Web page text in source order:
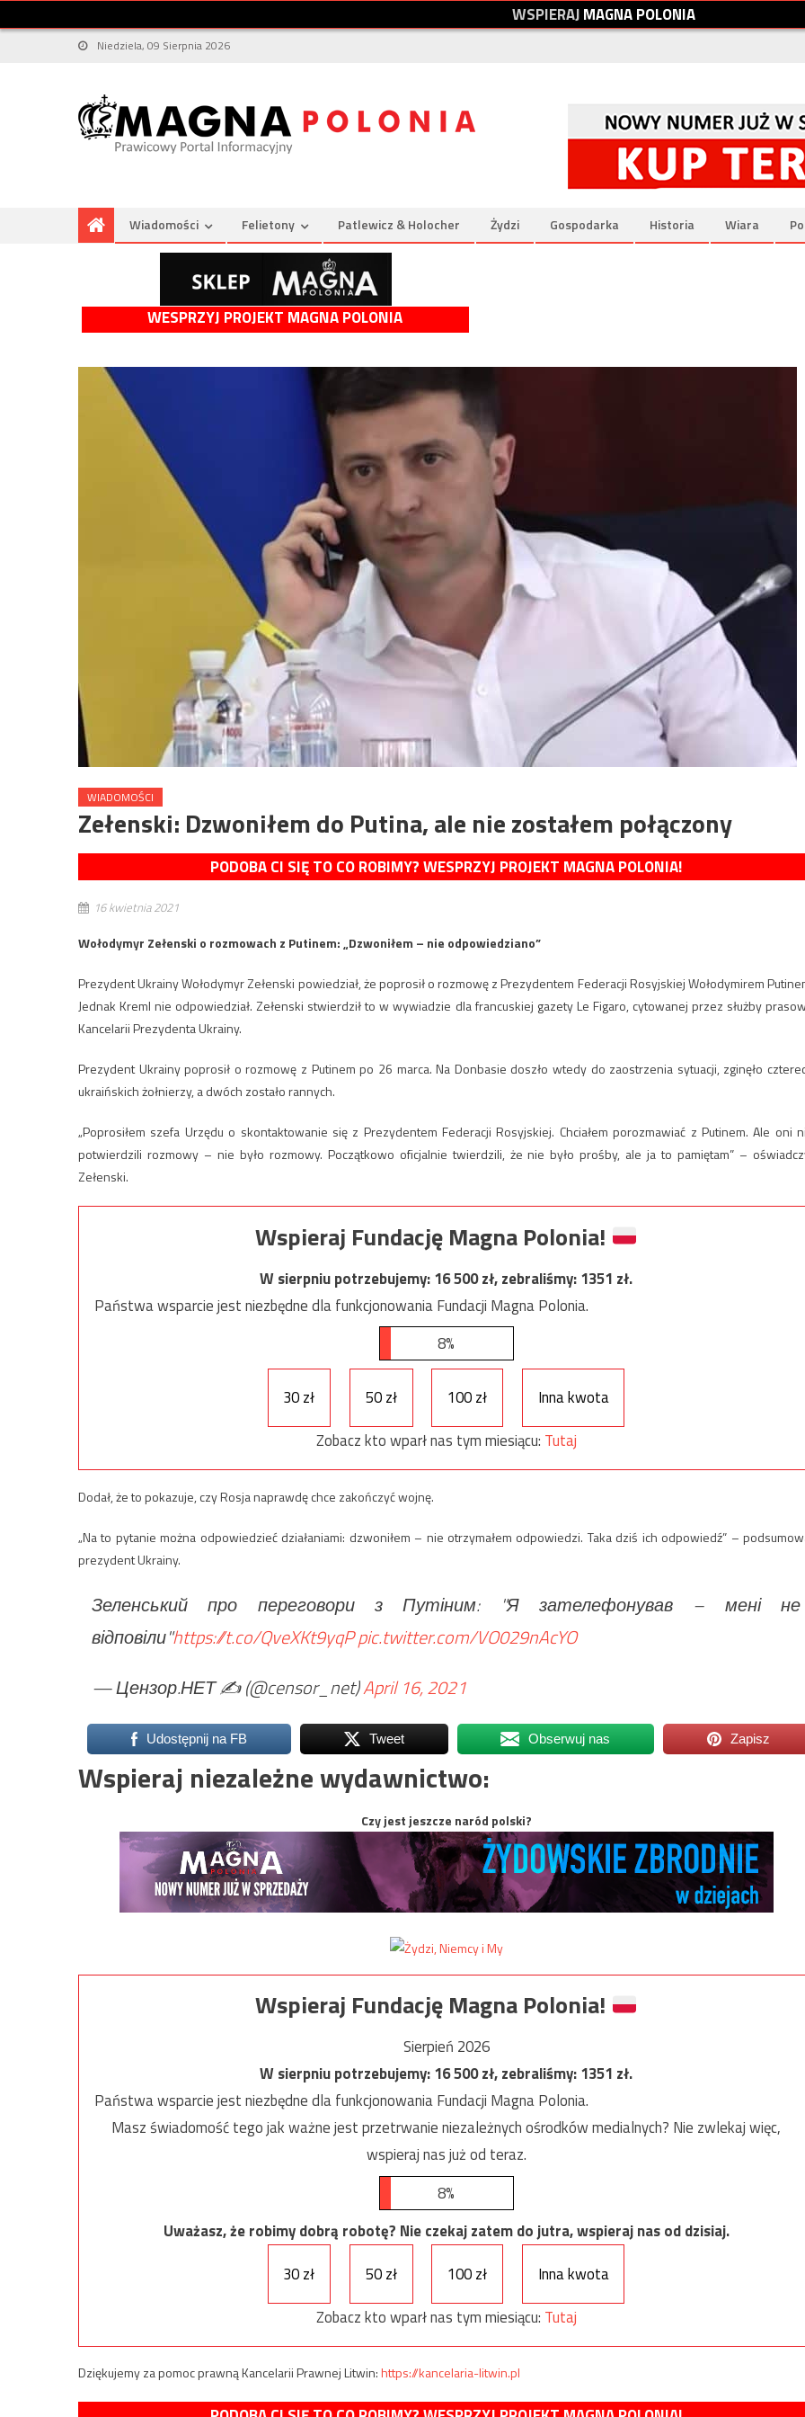
WSPIERAJMAGNAPOLONIA
Niedziela, 09 Sierpnia 2026
Wiadomości Felietony Patlewicz & Holocher Żydzi Gospodarka Historia Wiara
WESPRZYJ PROJEKT MAGNA POLONIA
WIADOMOŚCI
Zełenski: Dzwoniłem do Putina, ale nie zostałem połączony
PODOBA CI SIĘ TO CO ROBIMY? WESPRZYJ PROJEKT MAGNA POLONIA!
16 kwietnia 2021
Wołodymyr Zełenski o rozmowach z Putinem: „Dzwoniłem – nie odpowiedziano”
Prezydent Ukrainy Wołodymyr Zełenski powiedział, że poprosił o rozmowę z Prezydentem Federacji Rosyjskiej Wołodymirem
Jednak Kreml nie odpowiedział. Zełenski stwierdził to w wywiadzie dla francuskiej gazety Le Figaro, cytowanej przez służby
Kancelarii Prezydenta Ukrainy.
Prezydent Ukrainy poprosił o rozmowę z Putinem po 26 marca. Na Donbasie doszło wtedy do zaostrzenia sytuacji, zginęło
ukraińskich żołnierzy, a dwóch zostało rannych.
„Poprosiłem szefa Urzędu o skontaktowanie się z Prezydentem Federacji Rosyjskiej. Chciałem porozmawiać z Putinem. Ale oni
potwierdzili rozmowy – nie było rozmowy. Początkowo oficjalnie twierdzili, że nie było prośby, ale ja to pamiętam” –
Zełenski.
Wspieraj Fundację Magna Polonia!
W sierpniu potrzebujemy:16 500zł, zebraliśmy:1351 zł.
Państwa wsparcie jest niezbędne dla funkcjonowania Fundacji Magna Polonia.
8%
30 zł 50 zł 100 zł
Inna kwota
Zobacz kto wparł nas tym miesiącu: Tutaj
Dodał, że to pokazuje, czy Rosja naprawdę chce zakończyć wojnę.
„Na to pytanie można odpowiedzieć działaniami: dzwoniłem – nie otrzymałem odpowiedzi. Taka dziś ich odpowiedź” –
prezydent Ukrainy.
Зеленський про переговори з Путіним: "Я зателефонував – мені не
відповіли"https://t.co/QveXKt9yqPpic.twitter.com/VO029nAcYO
— Цензор.НЕТ ✍️ (@censor_net)April 16, 2021
Udostępnij na FB Tweet Obserwuj nas Zapisz
Wspieraj niezależne wydawnictwo:
Czy jest jeszcze naród polski?
Wspieraj Fundację Magna Polonia!
Sierpień 2026
W sierpniu potrzebujemy:16 500zł, zebraliśmy:1351 zł.
Państwa wsparcie jest niezbędne dla funkcjonowania Fundacji Magna Polonia.
Masz świadomość tego jak ważne jest przetrwanie niezależnych ośrodków medialnych? Nie zwlekaj więc,
wspieraj nas już od teraz.
8%
Uważasz, że robimy dobrą robotę? Nie czekaj zatem do jutra, wspieraj nas od dzisiaj.
30 zł
50 zł 100 zł
Inna kwota
Zobacz kto wparł nas tym miesiącu: Tutaj
Dziękujemy za pomoc prawną Kancelarii Prawnej Litwin:https://kancelaria-litwin.pl